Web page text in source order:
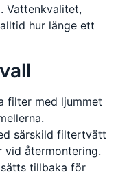
Vattenkvalitet,
hur länge ett
filter med ljummet
särskild filtertvätt
återmontering.
tillbaka för